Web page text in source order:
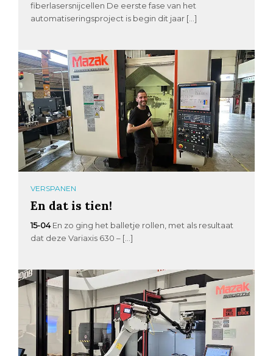
fiberlasersnijcellen De eerste fase van het
automatiseringsproject is begin dit jaar […]
VERSPANEN
En dat is tien!
15-04 En zo ging het balletje rollen, met als resultaat
dat deze Variaxis 630 – […]